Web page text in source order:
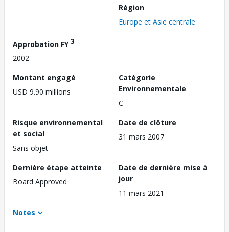
Région
Europe et Asie centrale
Approbation FY3
2002
Montant engagé
USD 9.90 millions
Catégorie
Environnementale
C
Risque environnemental
et social
Sans objet
Date de clôture
31 mars 2007
Dernière étape atteinte
Board Approved
Date de dernière mise à
jour
11 mars 2021
Notes